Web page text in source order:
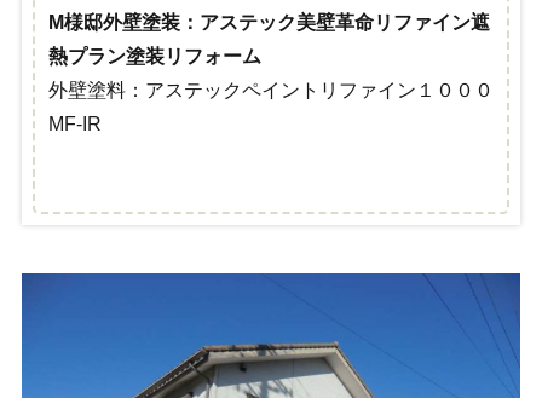
M様邸外壁塗装：アステック美壁革命リファイン遮
熱プラン塗装リフォーム
外壁塗料：アステックペイントリファイン１０００
MF‐IR